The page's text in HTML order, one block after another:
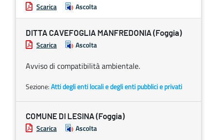
Scarica Ascolta
DITTA CAVEFOGLIA MANFREDONIA (Foggia)
Scarica Ascolta
Avviso di compatibilità ambientale.
Sezione:Atti degli enti locali e degli enti pubblici e privati
COMUNE DI LESINA (Foggia)
Scarica Ascolta